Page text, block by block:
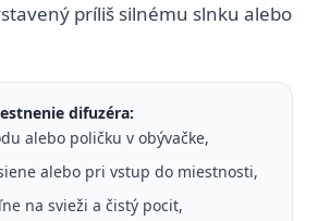
príliš silnému slnku alebo
difuzéra:
alebo poličku v obývačke,
alebo pri vstup do miestnosti,
na svieži a čistý pocit,